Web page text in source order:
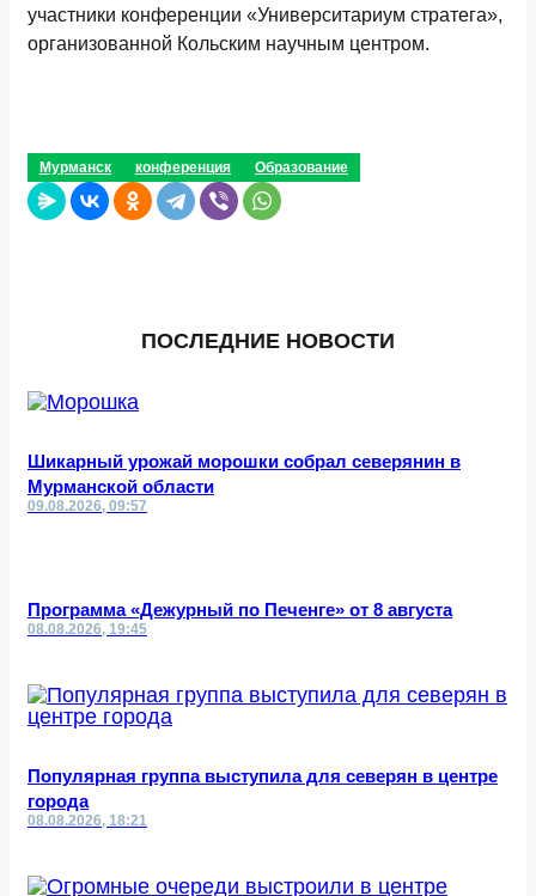
участники конференции «Университариум стратега»,
организованной Кольским научным центром.
Мурманск конференция Образование
ПОСЛЕДНИЕ НОВОСТИ
Шикарный урожай морошки собрал северянин в
Мурманской области
09.08.2026, 09:57
Программа «Дежурный по Печенге» от 8 августа
08.08.2026, 19:45
Популярная группа выступила для северян в центре
города
08.08.2026, 18:21